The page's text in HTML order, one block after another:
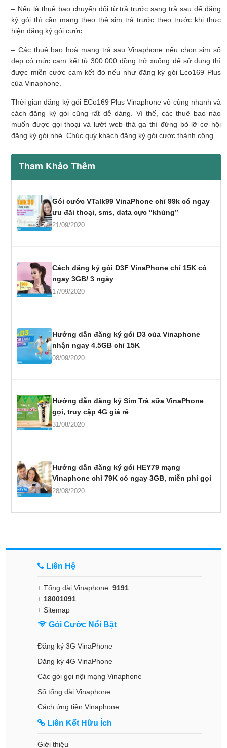
– Nếu là thuê bao chuyển đổi từ trả trước sang trả sau để đăng
ký gói thì cần mang theo thẻ sim trả trước theo trước khi thực
hiện đăng ký gói cước.
– Các thuê bao hoà mạng trả sau Vinaphone nếu chọn sim số
đẹp có mức cam kết từ 300.000 đồng trở xuống để sử dụng thì
được miễn cước cam kết đó nếu như đăng ký gói Eco169 Plus
của Vinaphone.
Thời gian đăng ký gói ECo169 Plus Vinaphone vô cùng nhanh và
cách đăng ký gói cũng rất dễ dàng. Vì thế, các thuê bao nào
muốn được gọi thoại và lướt web thả ga thì đừng bỏ lỡ cơ hội
đăng ký gói nhé. Chúc quý khách đăng ký gói cước thành công.
Tham Khảo Thêm
Gói cước VTalk99 VinaPhone chỉ 99k có ngay
ưu đãi thoại, sms, data cực “khủng”
21/09/2020
Cách đăng ký gói D3F VinaPhone chỉ 15K có
ngay 3GB/ 3 ngày
17/09/2020
Hướng dẫn đăng ký gói D3 của Vinaphone
nhận ngay 4.5GB chỉ 15K
08/09/2020
Hướng dẫn đăng ký Sim Trà sữa VinaPhone
gọi, truy cập 4G giá rẻ
31/08/2020
Hướng dẫn đăng ký gói HEY79 mạng
Vinaphone chỉ 79K có ngay 3GB, miễn phí gọi
28/08/2020
Liên Hệ
+ Tổng đài Vinaphone: 9191
+ 18001091
+ Sitemap
Gói Cước Nổi Bật
Đăng ký 3G VinaPhone
Đăng ký 4G VinaPhone
Các gói gọi nội mạng Vinaphone
Số tổng đài Vinaphone
Cách ứng tiền Vinaphone
Liên Kết Hữu Ích
Giới thiệu